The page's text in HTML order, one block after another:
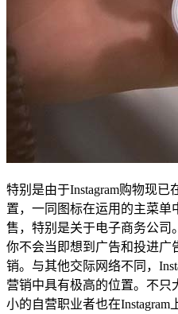
特别是由于Instagram购物现
置，一同图标在运用的主菜单
售，特别是关于电子商务公司
你不会当即想到广告和投进广
销。与其他交际网络不同，
营销中具有极高的位置。不只
小的自营职业者也在